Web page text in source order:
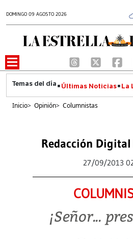
DOMINGO 09 AGOSTO 2026
Últimas Noticias La
Inicio> Opinión> Columnistas
Redacción
27/09/2013
¡Señor...